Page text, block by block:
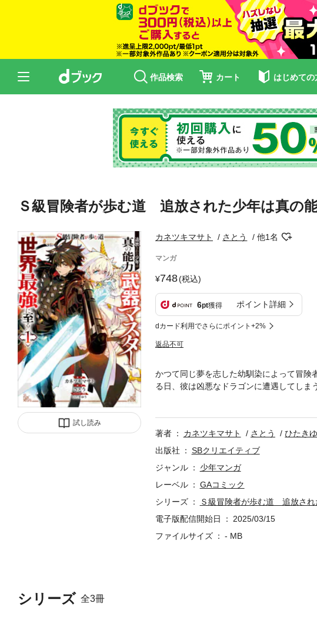
作品検索 カート はじめての
Ｓ級冒険者が歩む道 追放された少年は真の
試し読み
カネツキマサト さとう 他1名
マンガ
748(税込)
6pt獲得 ポイント詳細
dカード利用でさらにポイント+2%
返品不可
シリーズ 全3冊
かつて同じ夢を志した幼馴染によって冒険
る日、彼は凶悪なドラゴンに遭遇してしま
ター』が目を覚ます！それは、この世界
著者 カネツキマサト さとう
ひたき
出版社
SBクリエイティブ
ジャンル
少年マンガ
レーベル
GAコミック
シリーズ
Ｓ級冒険者が歩む道 追放され
電子版配信開始日
2025/03/15
ファイルサイズ
- MB